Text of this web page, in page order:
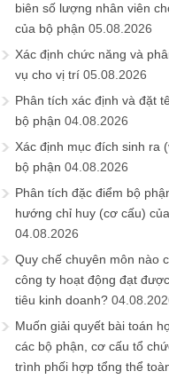
biên số lượng nhân viên
của bộ phận 05.08.2026
Xác định chức năng và
vụ cho vị trí 05.08.2026
Phân tích xác định và đặt
bộ phận 04.08.2026
Xác định mục đích sinh ra
bộ phận 04.08.2026
Phân tích đặc điểm bộ
hướng chỉ huy (cơ cấu)
04.08.2026
Quy chế chuyên môn nào
công ty hoạt động đạt
tiêu kinh doanh?
Muốn giải quyết bài toán
các bộ phận, cơ cấu tổ
trình phối hợp tổng thể